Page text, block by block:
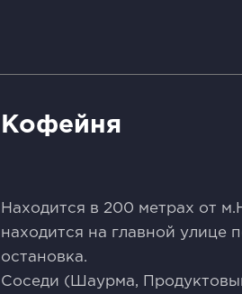
Кофейня
Находится в 200 метрах от
находится на главной улице
остановка.
Соседи (Шаурма,